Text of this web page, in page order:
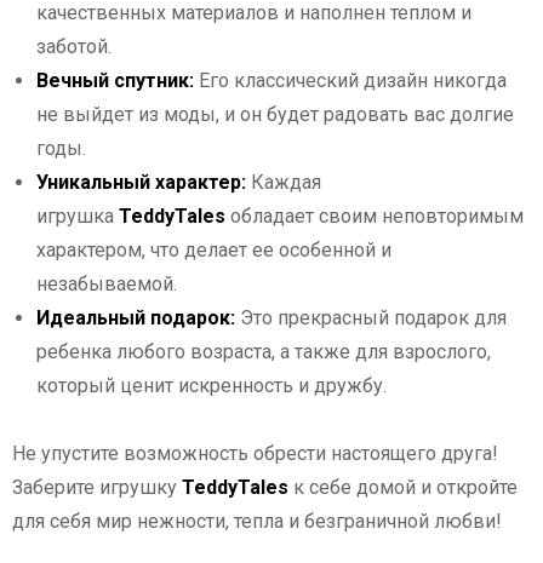
качественных материалов и наполнен теплом и
заботой.
Вечный спутник: Его классический дизайн никогда
не выйдет из моды, и он будет радовать вас долгие
годы.
Уникальный характер: Каждая
игрушка TeddyTales обладает своим неповторимым
характером, что делает ее особенной и
незабываемой.
Идеальный подарок: Это прекрасный подарок для
ребенка любого возраста, а также для взрослого,
который ценит искренность и дружбу.
Не упустите возможность обрести настоящего друга!
Заберите игрушку TeddyTales к себе домой и откройте
для себя мир нежности, тепла и безграничной любви!